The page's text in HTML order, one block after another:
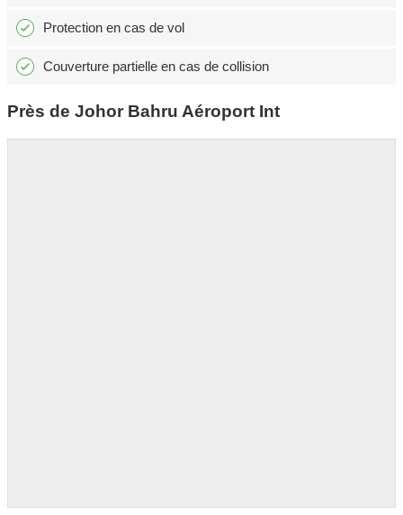
Protection en cas de vol
Couverture partielle en cas de collision
Près de Johor Bahru Aéroport Int